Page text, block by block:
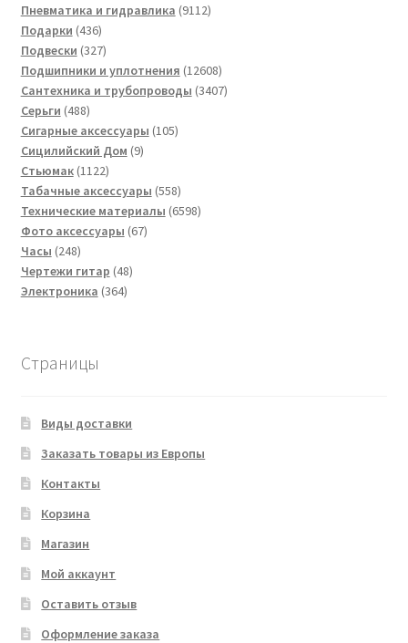
товар
Пневматика и гидравлика 91129112
Подарки 436436
товаров
Подвески 327327
товаров
Подшипники и уплотнения 1260812608
товаров
Сантехника и трубопроводы 34073407
Серьги 488488
товаров
Сигарные аксессуары 105105
Сицилийский Дом 99
Стьюмак 11221122
товара
Табачные аксессуары 558558
товаров
Технические материалы 65986598
Фото аксессуары 6767
Часы 248248
товаров
Чертежи гитар 4848
Электроника 364364
Страницы
Виды доставки
Заказать товары из Европы
Контакты
Корзина
Магазин
Мой аккаунт
Оставить отзыв
Оформление заказа